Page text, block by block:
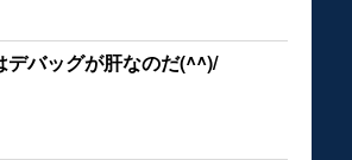
バッグが肝なのだ(^^)/